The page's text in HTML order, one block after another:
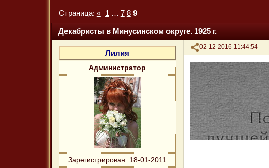
Декабристы в Минусинском округе. 1925 г.
Страница: « 1 … 7 8 9
Поделиться
02-12-2016 11:44:54
Лилия
Администратор
Зарегистрирован: 18-01-2011